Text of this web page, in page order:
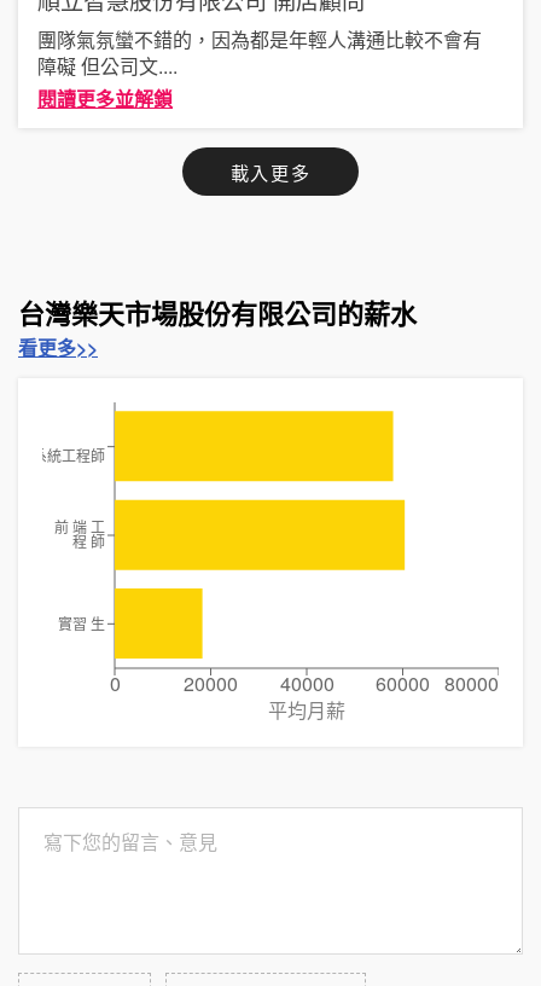
團隊氣氛蠻不錯的，因為都是年輕人溝通比較不會有
障礙 但公司文....
閱讀更多並解鎖
載入更多
台灣樂天市場股份有限公司的薪水
看更多>>
0 20000 40000 60000 80000
平均月薪
系統工程師
前 端 工
程 師
實習 生